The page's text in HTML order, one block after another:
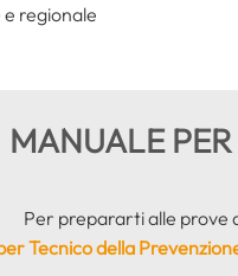
regionale
MANUALE
Per prepararti alle prove
Tecnico della